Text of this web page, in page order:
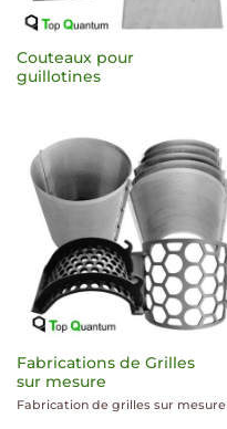
Couteaux pour
guillotines
Fabrications de Grilles
sur mesure
Fabrication de grilles sur mesure